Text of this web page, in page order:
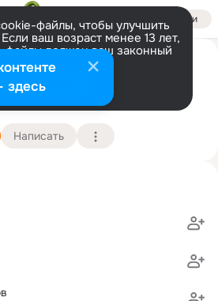
Войти
файлы, чтобы улучшить
ваш возраст менее 13 лет,
файлы должен ваш законный
информации
Настроить
на-Дону
Подробнее
Написать
здесь